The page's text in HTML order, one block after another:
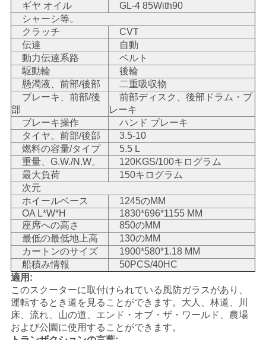
さ
い
地
図
プ
ラ
イ
バ
シ
ー
ポ
リ
シ
ギヤ オイル
GL-4 85With90
シャーシ等。
クラッチ
CVT
伝達
自動
動力伝達系路
ベルト
駆動輪
後輪
懸濁液、前部/後部
二重吸収物
ブレーキ、前部/後
部
前部ディスク、後部ドラム・ブ
レーキ
ブレーキ操作
ハンド ブレーキ
タイヤ、前部/後部
3.5-10
燃料の容量/タイプ
5.5 L
重量、G.W./N.W。
120KGS/100キログラム
最大負荷
150キログラム
次元
ホイールベース
1245のMM
OA L*W*H
1830*696*1155 MM
座席への高さ
850のMM
最低の最低地上高
130のMM
カートンのサイズ
1900*580*1.18 MM
船積み情報
50PCS/40HC
適用:
このスクーターに取付けられている風防ガラスがあり、
運転するとき道を見ることができます。 大人、林道、川
床、流れ、山の道、 エンド・オブ・ザ・ワールド、農場
および公園に使用することができます。